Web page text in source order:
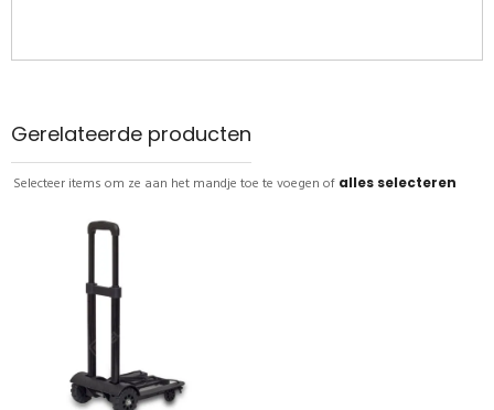
Gerelateerde producten
Selecteer items om ze aan het mandje toe te voegen of alles selecteren